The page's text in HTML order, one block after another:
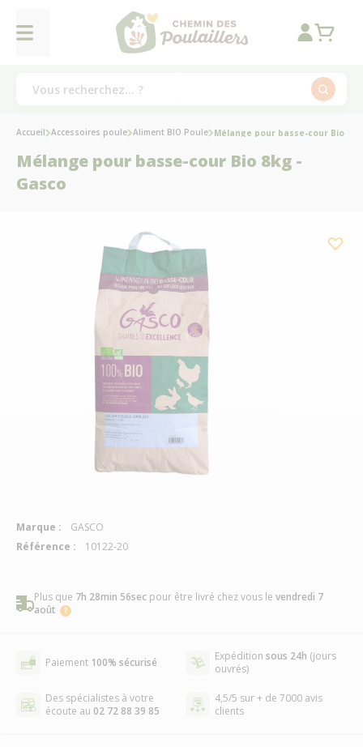
Plus que 7h 28min 55sec pour être livré chez vous le vendredi 7
août
Paiement 100% sécurisé Expédition sous 24h (jours
ouvrés)
Des spécialistes à votre
écoute au 02 72 88 39 85
4,5/5 sur + de 7000 avis
clients
Accueil Accessoires poule Aliment BIO Poule Mélange pour basse-cour Bio
Mélange pour basse-cour Bio 8kg -
Gasco
Marque :
GASCO
Référence :
10122-20